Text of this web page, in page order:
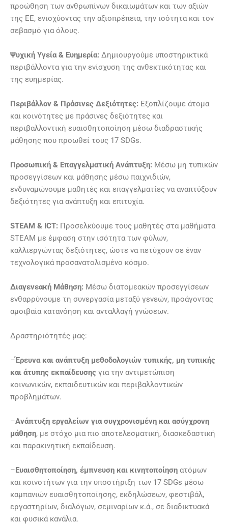
προώθηση των ανθρωπίνων δικαιωμάτων και των αξιών
της ΕΕ, ενισχύοντας την αξιοπρέπεια, την ισότητα και τον
σεβασμό για όλους.
Ψυχική Υγεία & Ευημερία: Δημιουργούμε υποστηρικτικά
περιβάλλοντα για την ενίσχυση της ανθεκτικότητας και
της ευημερίας.
Περιβάλλον & Πράσινες Δεξιότητες: Εξοπλίζουμε άτομα
και κοινότητες με πράσινες δεξιότητες και
περιβαλλοντική ευαισθητοποίηση μέσω διαδραστικής
μάθησης που προωθεί τους 17 SDGs.
Προσωπική & Επαγγελματική Ανάπτυξη: Μέσω μη τυπικών
προσεγγίσεων και μάθησης μέσω παιχνιδιών,
ενδυναμώνουμε μαθητές και επαγγελματίες να αναπτύξουν
δεξιότητες για ανάπτυξη και επιτυχία.
STEAM & ICT: Προσελκύουμε τους μαθητές στα μαθήματα
STEAM με έμφαση στην ισότητα των φύλων,
καλλιεργώντας δεξιότητες, ώστε να πετύχουν σε έναν
τεχνολογικά προσανατολισμένο κόσμο.
Διαγενεακή Μάθηση: Μέσω διατομεακών προσεγγίσεων
ενθαρρύνουμε τη συνεργασία μεταξύ γενεών, προάγοντας
αμοιβαία κατανόηση και ανταλλαγή γνώσεων.
Δραστηριότητές μας:
–Έρευνα και ανάπτυξη μεθοδολογιών τυπικής, μη τυπικής
και άτυπης εκπαίδευσης για την αντιμετώπιση
κοινωνικών, εκπαιδευτικών και περιβαλλοντικών
προβλημάτων.
–Ανάπτυξη εργαλείων για συγχρονισμένη και ασύγχρονη
μάθηση, με στόχο μια πιο αποτελεσματική, διασκεδαστική
και παρακινητική εκπαίδευση.
–Ευαισθητοποίηση, έμπνευση και κινητοποίηση ατόμων
και κοινοτήτων για την υποστήριξη των 17 SDGs μέσω
καμπανιών ευαισθητοποίησης, εκδηλώσεων, φεστιβάλ,
εργαστηρίων, διαλόγων, σεμιναρίων κ.ά., σε διαδικτυακά
και φυσικά κανάλια.